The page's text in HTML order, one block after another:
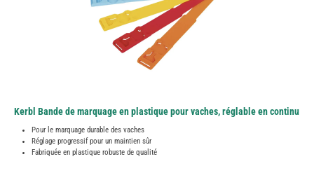
Kerbl Bande de marquage en plastique pour vaches, réglable en continu
Pour le marquage durable des vaches
Réglage progressif pour un maintien sûr
Fabriquée en plastique robuste de qualité